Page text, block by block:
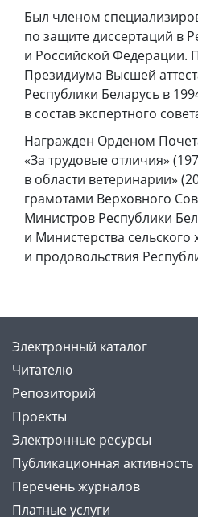
Был членом
по защите диссертаций в
и Российской Федерации.
Президиума Высшей
Республики Беларусь в
в состав экспертного
Награжден Орденом
«За трудовые отличия»
в области ветеринарии»
грамотами Верховного
Министров Республики
и Министерства сельского
и продовольствия
Электронный каталог
Читателю
Репозиторий
Проекты
Электронные ресурсы
Публикационная активность
Перечень журналов
Платные услуги